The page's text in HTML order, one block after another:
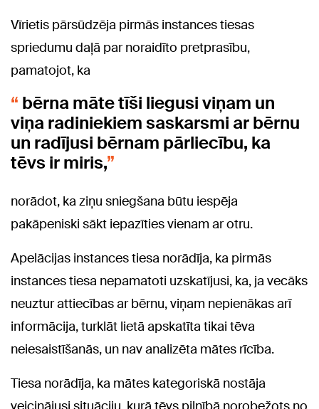
Vīrietis pārsūdzēja pirmās instances tiesas
spriedumu daļā par noraidīto pretprasību,
pamatojot, ka
bērna māte tīši liegusi viņam un
viņa radiniekiem saskarsmi ar bērnu
un radījusi bērnam pārliecību, ka
tēvs ir miris,
norādot, ka ziņu sniegšana būtu iespēja
pakāpeniski sākt iepazīties vienam ar otru.
Apelācijas instances tiesa norādīja, ka pirmās
instances tiesa nepamatoti uzskatījusi, ka, ja vecāks
neuztur attiecības ar bērnu, viņam nepienākas arī
informācija, turklāt lietā apskatīta tikai tēva
neiesaistīšanās, un nav analizēta mātes rīcība.
Tiesa norādīja, ka mātes kategoriskā nostāja